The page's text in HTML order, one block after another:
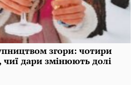
згори: чотири
чиї дари змінюють долі